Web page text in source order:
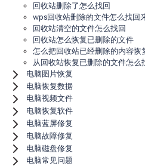
帮助中心
客服热线：
破损文件修复
常见问题
联系我们
登录
回收站删除了怎么找回
wps回收站删除的文件怎么找回
回收站清空的文件怎么找回
回收站怎么恢复已删除的文件
怎么把回收站已经删除的内容恢
从回收站恢复已删除的文件怎么
电脑图片恢复
电脑恢复数据
电脑视频文件
电脑恢复软件
电脑蓝屏修复
电脑故障修复
电脑磁盘修复
电脑常见问题